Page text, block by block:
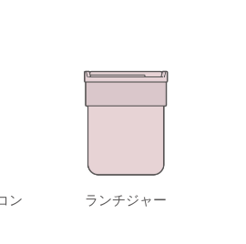
ン ランチジャー